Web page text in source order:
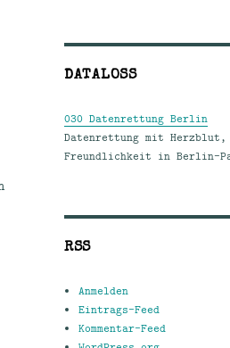
DATALOSS
030 Datenrettung Berlin
Datenrettung mit Herzblut,
Freundlichkeit in Berlin-
RSS
Anmelden
Eintrags-Feed
Kommentar-Feed